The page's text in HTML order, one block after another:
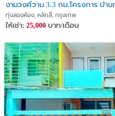
งามวงศ์วาน 3.3 กม.โครงการ บ้า
ทุ่งสองห้อง, หลักสี่, กรุงเทพ
ให้เช่า: 25,000 บาท/เดือน